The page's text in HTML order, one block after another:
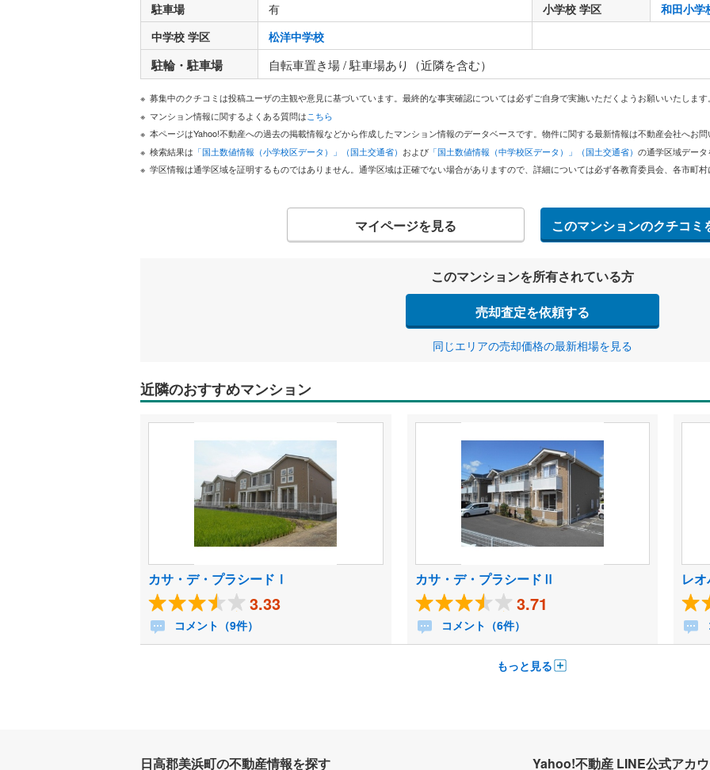
駐車場
有 小学校 学区
和田小学
中学校 学区
松洋中学校
駐輪・駐車場 自転車置き場 / 駐車場あり（近隣を含む）
募集中のクチコミは投稿ユーザの主観や意見に基づいています。最終的な事実確認については必ずご自身で実施いただくようお願いいたします。
マンション情報に関するよくある質問はこちら
本ページはYahoo!不動産への過去の掲載情報などから作成したマンション情報のデータベースです。物件に関する最新情報は不動産会社へお問
検索結果は 「国土数値情報（小学校区データ）」（国土交通省） および 「国土数値情報（中学校区データ）」（国土交通省） の通学区域データ
学区情報は通学区域を証明するものではありません。通学区域は正確でない場合がありますので、詳細については必ず各教育委員会、各市町村
マイページを見る このマンションのクチコミ
このマンションを所有されている方
売却査定を依頼する
同じエリアの売却価格の最新相場を見る
近隣のおすすめマンション
カサ・デ・プラシードⅠ
3.33
コメント（9件）
カサ・デ・プラシードⅡ
3.71
コメント（6件）
レ
もっと見る
日高郡美浜町の不動産情報を探す Yahoo!不動産 LINE公式アカ